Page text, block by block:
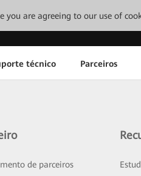
you are agreeing to our use of
técnico Parceiros
de parceiros